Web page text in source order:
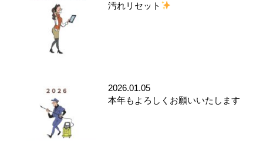
汚れリセット
2026.01.05
本年もよろしくお願いいたします